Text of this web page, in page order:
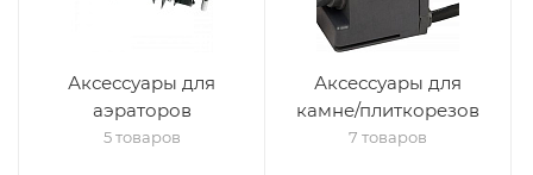
Аксессуары для
аэраторов
5 товаров
Аксессуары для
камне/плиткорезов
7 товаров